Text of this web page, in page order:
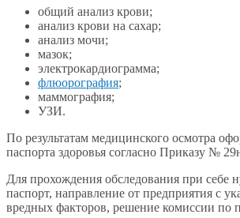
общий анализ крови;
анализ крови на сахар;
анализ мочи;
мазок;
электрокардиограмма;
флюорография;
маммография;
УЗИ.
По результатам медицинского осмотра
паспорта здоровья согласно Приказу №
Для прохождения обследования при себе
паспорт, направление от предприятия с
вредных факторов, решение комиссии по